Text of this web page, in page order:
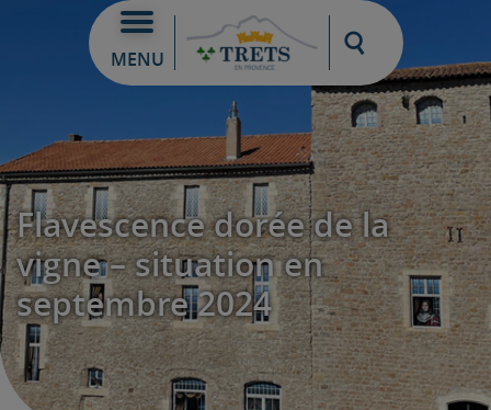
MENU
Moteur de
Flavescence dorée de la
vigne – situation en
septembre 2024